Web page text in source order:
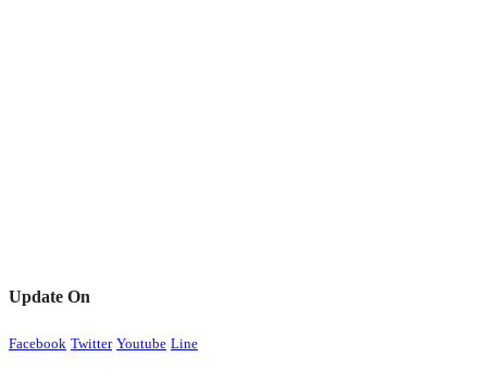
Update On
Facebook Twitter Youtube Line